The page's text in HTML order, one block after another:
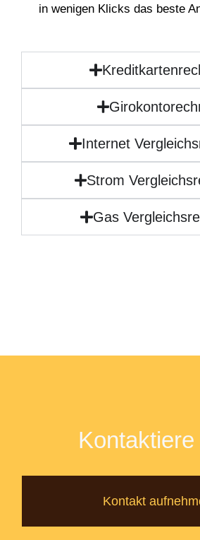
in wenigen Klicks das beste
Internet
Strom
Gas
Kontaktiere
Kontakt